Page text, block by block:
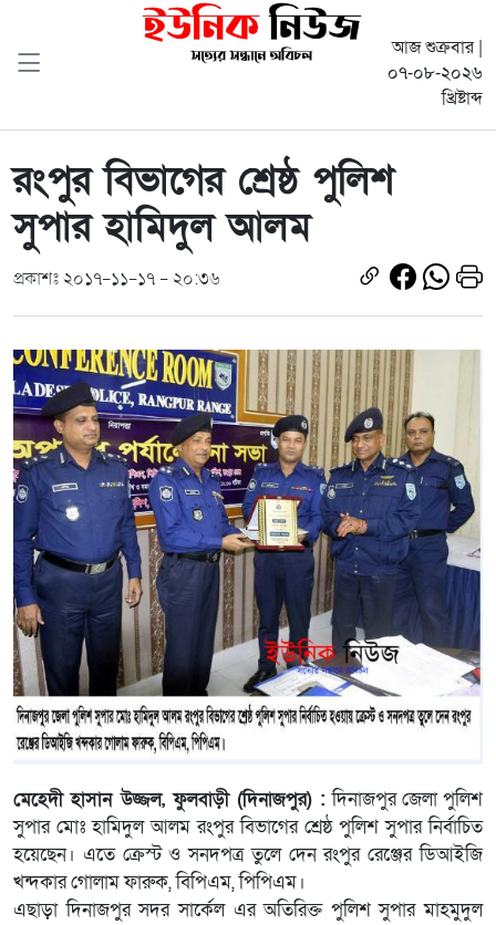
আজ শুক্রবার |
০৭-০৮-২০২৬
খ্রিষ্টাব্দ
রংপুর বিভাগের শ্রেষ্ঠ পুলিশ
সুপার হামিদুল আলম
প্রকাশঃ ২০১৭-১১-১৭ - ২০:৩৬
মেহেদী হাসান উজ্জল, ফুলবাড়ী (দিনাজপুর) : দিনাজপুর জেলা পুলিশ
সুপার মোঃ হামিদুল আলম রংপুর বিভাগের শ্রেষ্ঠ পুলিশ সুপার নির্বাচিত
হয়েছেন। এতে ক্রেস্ট ও সনদপত্র তুলে দেন রংপুর রেঞ্জের ডিআইজি
খন্দকার গোলাম ফারুক, বিপিএম, পিপিএম।
এছাড়া দিনাজপুর সদর সার্কেল এর অতিরিক্ত পুলিশ সুপার মাহমুদুল